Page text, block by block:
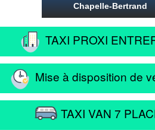
Chapelle-Bertrand
TAXI PROXI
Mise à disposition de
TAXI VAN 7